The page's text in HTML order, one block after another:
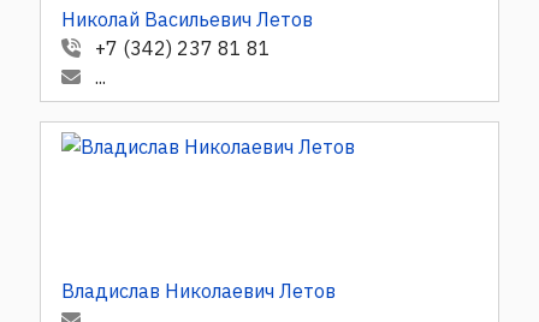
Николай Васильевич Летов
+7 (342) 237 81 81
...
Владислав Николаевич Летов